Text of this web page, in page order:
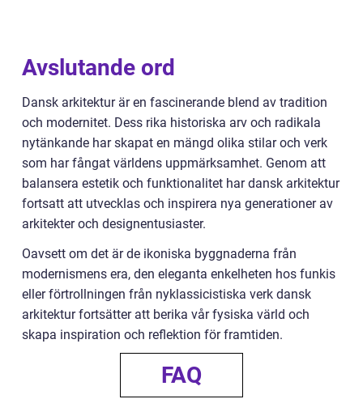
Avslutande ord
Dansk arkitektur är en fascinerande blend av tradition
och modernitet. Dess rika historiska arv och radikala
nytänkande har skapat en mängd olika stilar och verk
som har fångat världens uppmärksamhet. Genom att
balansera estetik och funktionalitet har dansk arkitektur
fortsatt att utvecklas och inspirera nya generationer av
arkitekter och designentusiaster.
Oavsett om det är de ikoniska byggnaderna från
modernismens era, den eleganta enkelheten hos funkis
eller förtrollningen från nyklassicistiska verk dansk
arkitektur fortsätter att berika vår fysiska värld och
skapa inspiration och reflektion för framtiden.
FAQ